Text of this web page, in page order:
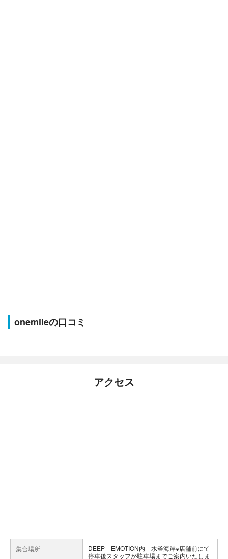
onemileの口コミ
アクセス
集合場所
DEEP EMOTION内 水釜海岸※店舗前にて
停車後スタッフが駐車場までご案内いたしま